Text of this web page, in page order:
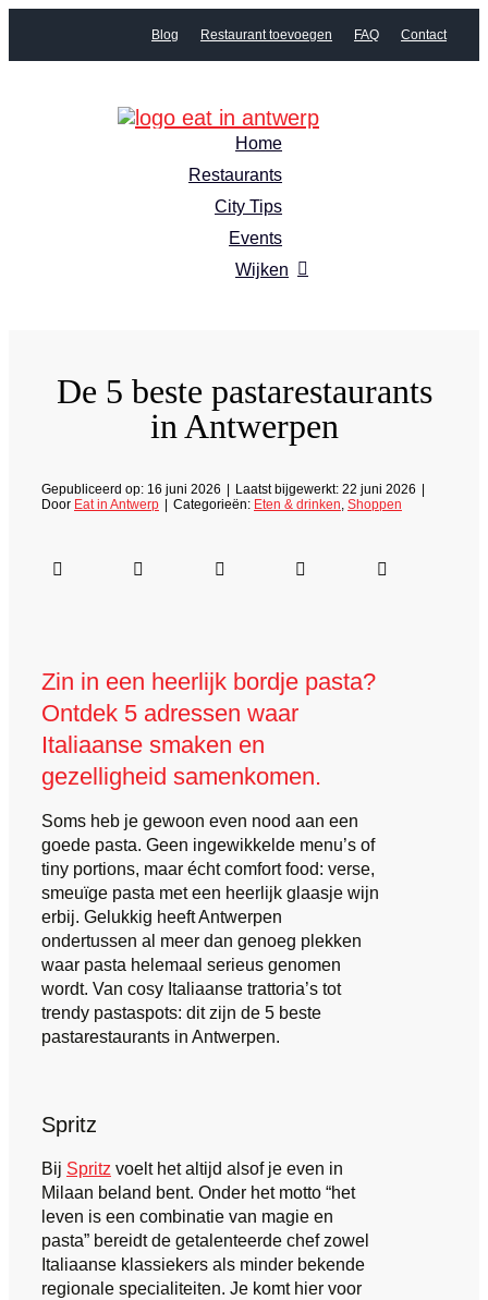
Blog Restaurant toevoegen FAQ Contact
Home
Restaurants
City Tips
Events
Wijken
De 5 beste pastarestaurants
in Antwerpen
Gepubliceerd op: 16 juni 2026 | Laatst bijgewerkt: 22 juni 2026 |
Door Eat in Antwerp | Categorieën: Eten & drinken Shoppen
Zin in een heerlijk bordje pasta?
Ontdek 5 adressen waar
Italiaanse smaken en
gezelligheid samenkomen.
Soms heb je gewoon even nood aan een
goede pasta. Geen ingewikkelde menu’s of
tiny portions, maar écht comfort food: verse,
smeuïge pasta met een heerlijk glaasje wijn
erbij. Gelukkig heeft Antwerpen
ondertussen al meer dan genoeg plekken
waar pasta helemaal serieus genomen
wordt. Van cosy Italiaanse trattoria’s tot
trendy pastaspots: dit zijn de 5 beste
pastarestaurants in Antwerpen.
Spritz
Bij Spritzvoelt het altijd alsof je even in
Milaan beland bent. Onder het motto “het
leven is een combinatie van magie en
pasta” bereidt de getalenteerde chef zowel
Italiaanse klassiekers als minder bekende
regionale specialiteiten. Je komt hier voor